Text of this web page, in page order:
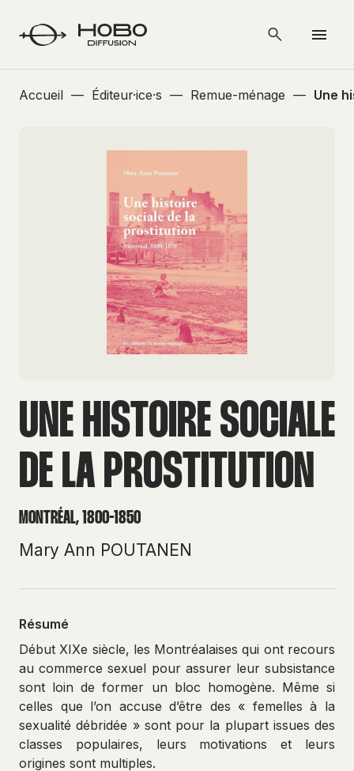
Accueil — Éditeur·ice·s — Remue-ménage — Une
UNE HISTOIRE SOCIALE
DE LA PROSTITUTION
MONTRÉAL, 1800-1850
Mary Ann POUTANEN
Résumé
Début XIXe siècle, les Montréalaises qui ont recours
au commerce sexuel pour assurer leur subsistance
sont loin de former un bloc homogène. Même si
celles que l’on accuse d’être des « femelles à la
sexualité débridée » sont pour la plupart issues des
classes populaires, leurs motivations et leurs
origines sont multiples.